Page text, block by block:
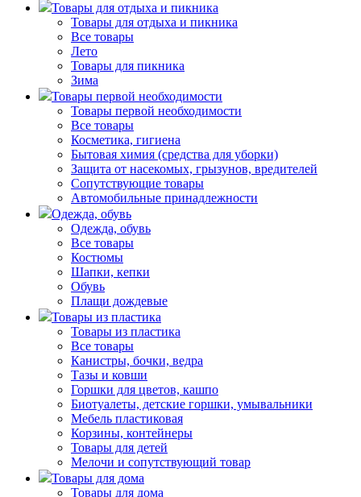
Товары для отдыха и пикника
Товары для отдыха и пикника
Все товары
Лето
Товары для пикника
Зима
Товары первой необходимости
Товары первой необходимости
Все товары
Косметика, гигиена
Бытовая химия (средства для уборки)
Защита от насекомых, грызунов, вредителей
Сопутствующие товары
Автомобильные принадлежности
Одежда, обувь
Одежда, обувь
Все товары
Костюмы
Шапки, кепки
Обувь
Плащи дождевые
Товары из пластика
Товары из пластика
Все товары
Канистры, бочки, ведра
Тазы и ковши
Горшки для цветов, кашпо
Биотуалеты, детские горшки, умывальники
Мебель пластиковая
Корзины, контейнеры
Товары для детей
Мелочи и сопутствующий товар
Товары для дома
Товары для дома